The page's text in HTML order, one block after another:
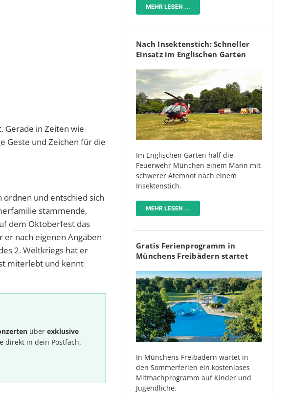
Gerade in Zeiten wie
Geste und Zeichen für die
ordnen und entschied sich
stammende,
dem Oktoberfest das
er nach eigenen Angaben
2. Weltkriegs hat er
miterlebt und kennt
über exklusive
direkt in dein Postfach.
MEHR LESEN ...
Nach Insektenstich: Schneller
Einsatz im Englischen Garten
Im Englischen Garten half die
Feuerwehr München einem Mann mit
schwerer Atemnot nach einem
Insektenstich.
MEHR LESEN ...
Gratis Ferienprogramm in
Münchens Freibädern startet
In Münchens Freibädern wartet in
den Sommerferien ein kostenloses
Mitmachprogramm auf Kinder und
Jugendliche.